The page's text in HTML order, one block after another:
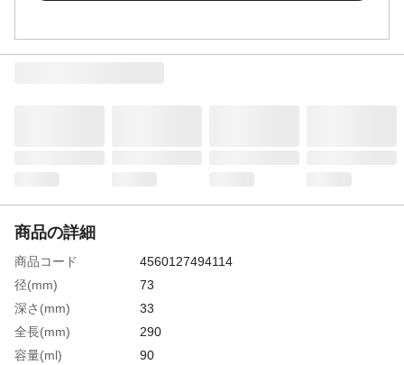
商品の詳細
商品コード
4560127494114
径(mm)
73
深さ(mm)
33
全長(mm)
290
容量(ml)
90